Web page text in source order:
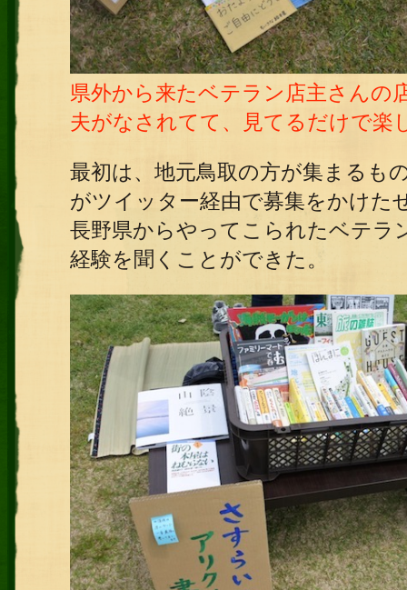
県外から来たベテラン店主さんの
夫がなされてて、見てるだけで楽
最初は、地元鳥取の方が集まるも
がツイッター経由で募集をかけた
長野県からやってこられたベテラ
経験を聞くことができた。